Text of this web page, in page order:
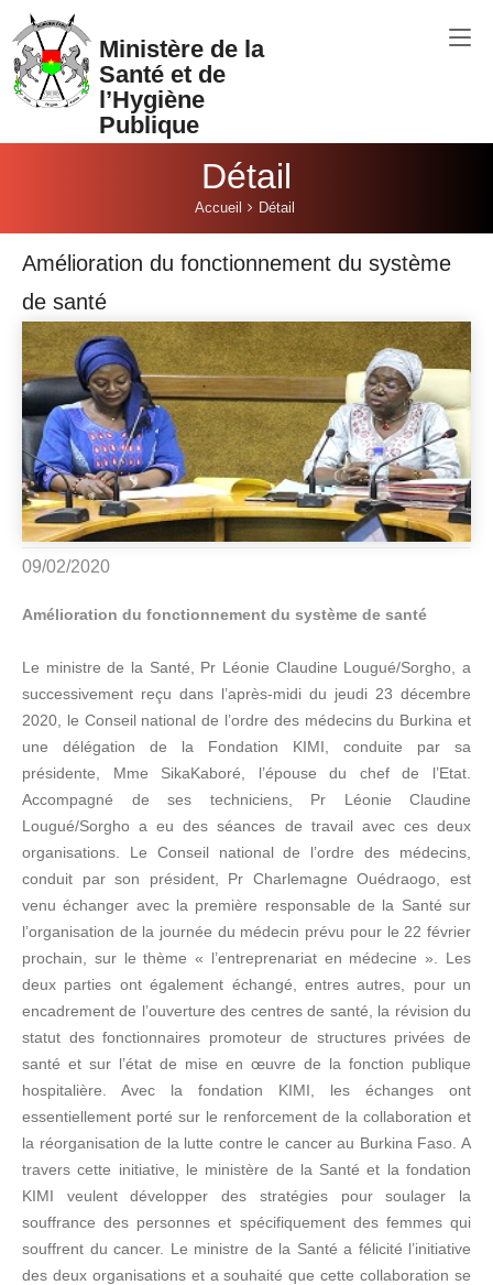
Aller au contenu principal
Ministère de la
Santé et de
l’Hygiène
Publique
Détail
Accueil Détail
Amélioration du fonctionnement du système
de santé
09/02/2020
Amélioration du fonctionnement du système de santé
Le ministre de la Santé, Pr Léonie Claudine Lougué/Sorgho, a
successivement reçu dans l’après-midi du jeudi 23 décembre
2020, le Conseil national de l’ordre des médecins du Burkina et
une délégation de la Fondation KIMI, conduite par sa
présidente, Mme SikaKaboré, l’épouse du chef de l’Etat.
Accompagné de ses techniciens, Pr Léonie Claudine
Lougué/Sorgho a eu des séances de travail avec ces deux
organisations. Le Conseil national de l’ordre des médecins,
conduit par son président, Pr Charlemagne Ouédraogo, est
venu échanger avec la première responsable de la Santé sur
l’organisation de la journée du médecin prévu pour le 22 février
prochain, sur le thème « l’entreprenariat en médecine ». Les
deux parties ont également échangé, entres autres, pour un
encadrement de l’ouverture des centres de santé, la révision du
statut des fonctionnaires promoteur de structures privées de
santé et sur l’état de mise en œuvre de la fonction publique
hospitalière. Avec la fondation KIMI, les échanges ont
essentiellement porté sur le renforcement de la collaboration et
la réorganisation de la lutte contre le cancer au Burkina Faso. A
travers cette initiative, le ministère de la Santé et la fondation
KIMI veulent développer des stratégies pour soulager la
souffrance des personnes et spécifiquement des femmes qui
souffrent du cancer. Le ministre de la Santé a félicité l’initiative
des deux organisations et a souhaité que cette collaboration se